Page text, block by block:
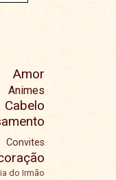
Amor
Animes
Cabelo
Convites
do Irmão